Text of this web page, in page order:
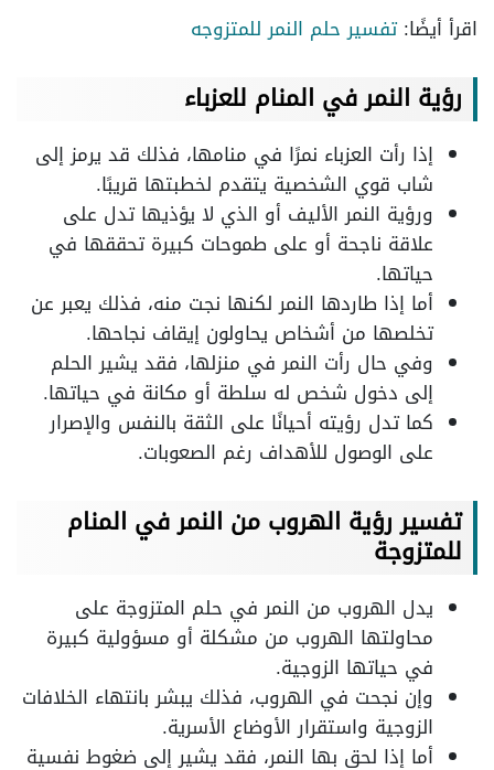
اقرأ أيضًا:تفسير حلم النمر للمتزوجه
رؤية النمر في المنام للعزباء
إذا رأت العزباء نمرًا في منامها، فذلك قد يرمز إلى
شاب قوي الشخصية يتقدم لخطبتها قريبًا.
ورؤية النمر الأليف أو الذي لا يؤذيها تدل على
علاقة ناجحة أو على طموحات كبيرة تحققها في
حياتها.
أما إذا طاردها النمر لكنها نجت منه، فذلك يعبر عن
تخلصها من أشخاص يحاولون إيقاف نجاحها.
وفي حال رأت النمر في منزلها، فقد يشير الحلم
إلى دخول شخص له سلطة أو مكانة في حياتها.
كما تدل رؤيته أحيانًا على الثقة بالنفس والإصرار
على الوصول للأهداف رغم الصعوبات.
تفسير رؤية الهروب من النمر في المنام
للمتزوجة
يدل الهروب من النمر في حلم المتزوجة على
محاولتها الهروب من مشكلة أو مسؤولية كبيرة
في حياتها الزوجية.
وإن نجحت في الهروب، فذلك يبشر بانتهاء الخلافات
الزوجية واستقرار الأوضاع الأسرية.
أما إذا لحق بها النمر، فقد يشير إلى ضغوط نفسية